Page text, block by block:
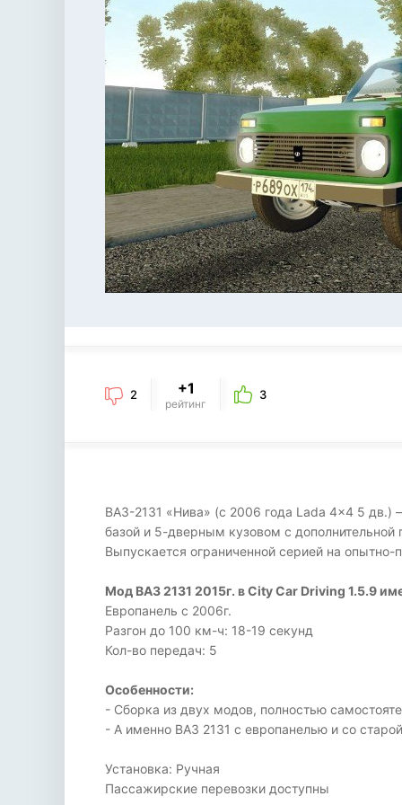
2 +1
рейтинг
3
ВАЗ-2131 «Нива» (с 2006 года Lada 4x4 5
базой и 5-дверным кузовом с дополнительной
Выпускается ограниченной серией на
Мод ВАЗ 2131 2015г. в City Car Driving 1.5.9
Европанель с 2006г.
Разгон до 100 км-ч: 18-19 секунд
Кол-во передач: 5
Особенности:
- Сборка из двух модов, полностью
- А именно ВАЗ 2131 с европанелью и со
Установка: Ручная
Пассажирские перевозки доступны